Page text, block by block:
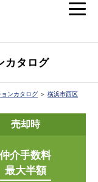
カタログ
ンカタログ ＞ 横浜市西区
売却時
仲介手数料
最大半額